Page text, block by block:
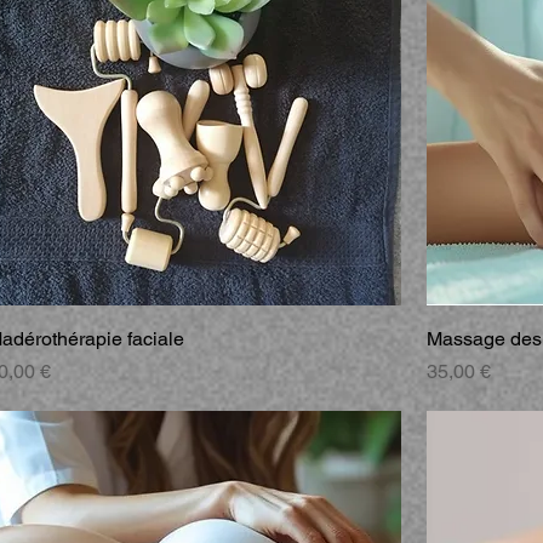
faciale
€
Massage
Prix
35,00 €